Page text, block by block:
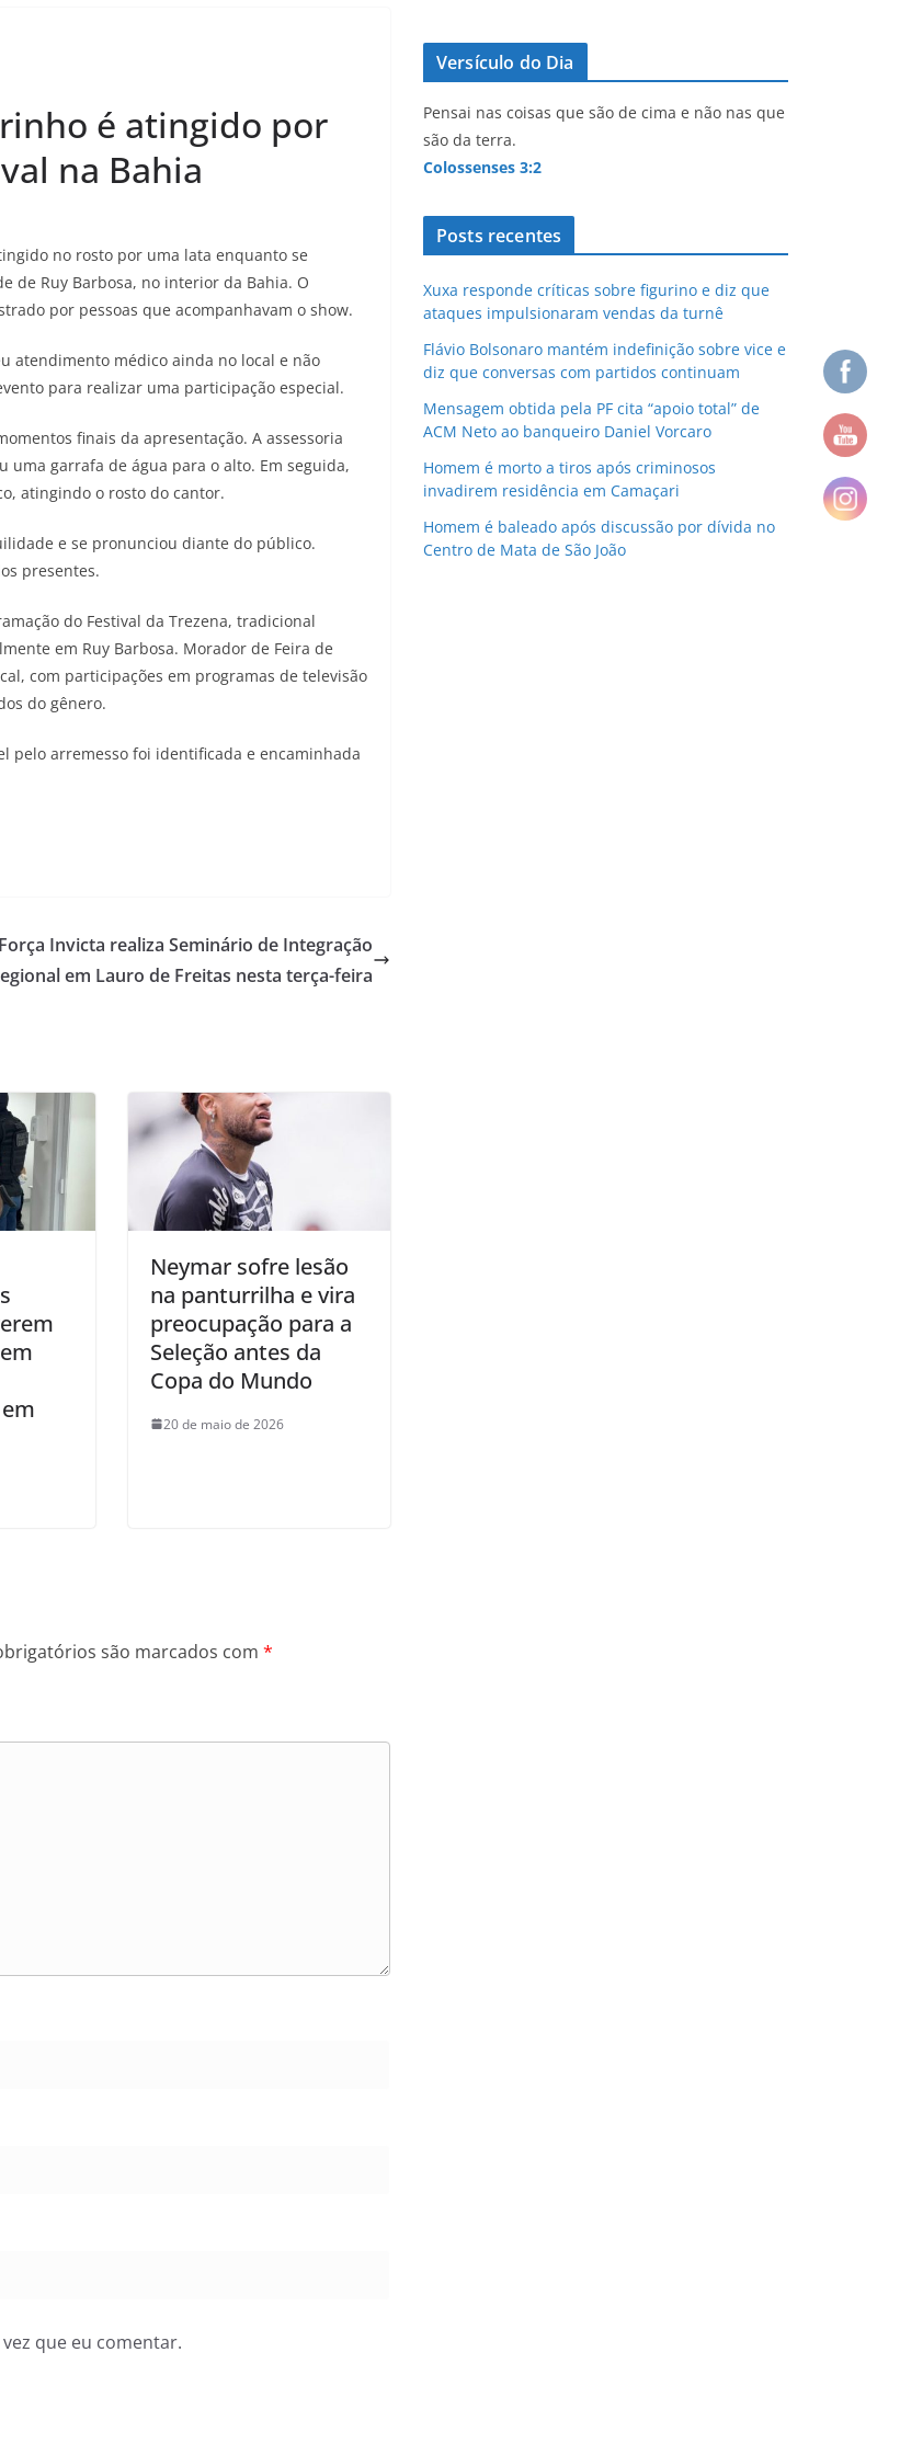
é atingido por
na Bahia
no rosto por uma lata enquanto se
de Ruy Barbosa, no interior da Bahia. O
por pessoas que acompanhavam o show.
atendimento médico ainda no local e não
para realizar uma participação especial.
finais da apresentação. A assessoria
garrafa de água para o alto. Em seguida,
atingindo o rosto do cantor.
e se pronunciou diante do público.
presentes.
do Festival da Trezena, tradicional
em Ruy Barbosa. Morador de Feira de
com participações em programas de televisão
do gênero.
pelo arremesso foi identificada e encaminhada
Força Invicta realiza Seminário de Integração
em Lauro de Freitas nesta terça-feira
Neymar sofre lesão
na panturrilha e vira
preocupação para a
Seleção antes da
Copa do Mundo
20 de maio de 2026
são marcados com *
que eu comentar.
Versículo do Dia
Pensai nas coisas que são de cima e não nas que
são da terra.
Colossenses 3:2
Posts recentes
Xuxa responde críticas sobre figurino e diz que
ataques impulsionaram vendas da turnê
Flávio Bolsonaro mantém indefinição sobre vice e
diz que conversas com partidos continuam
Mensagem obtida pela PF cita “apoio total” de
ACM Neto ao banqueiro Daniel Vorcaro
Homem é morto a tiros após criminosos
invadirem residência em Camaçari
Homem é baleado após discussão por dívida no
Centro de Mata de São João